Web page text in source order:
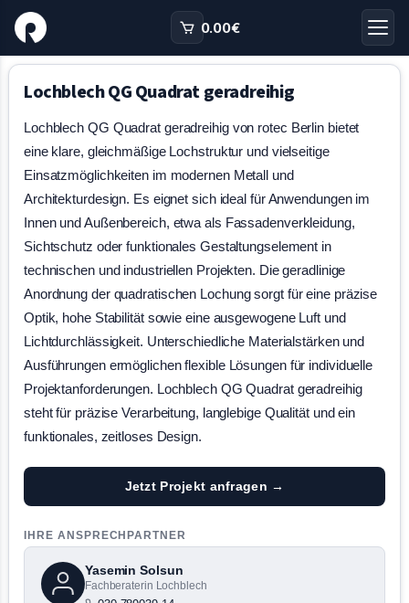
0.00€
Lochblech QG Quadrat geradreihig
Lochblech QG Quadrat geradreihig von rotec Berlin bietet
eine klare, gleichmäßige Lochstruktur und vielseitige
Einsatzmöglichkeiten im modernen Metall und
Architekturdesign. Es eignet sich ideal für Anwendungen im
Innen und Außenbereich, etwa als Fassadenverkleidung,
Sichtschutz oder funktionales Gestaltungselement in
technischen und industriellen Projekten. Die geradlinige
Anordnung der quadratischen Lochung sorgt für eine präzise
Optik, hohe Stabilität sowie eine ausgewogene Luft und
Lichtdurchlässigkeit. Unterschiedliche Materialstärken und
Ausführungen ermöglichen flexible Lösungen für individuelle
Projektanforderungen. Lochblech QG Quadrat geradreihig
steht für präzise Verarbeitung, langlebige Qualität und ein
funktionales, zeitloses Design.
Jetzt Projekt anfragen →
IHRE ANSPRECHPARTNER
Yasemin Solsun
Fachberaterin Lochblech